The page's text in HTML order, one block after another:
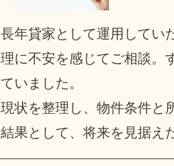
長年貸家として運用してい
理に不安を感じてご相談。
ていました。
現状を整理し、物件条件と
結果として、将来を見据え